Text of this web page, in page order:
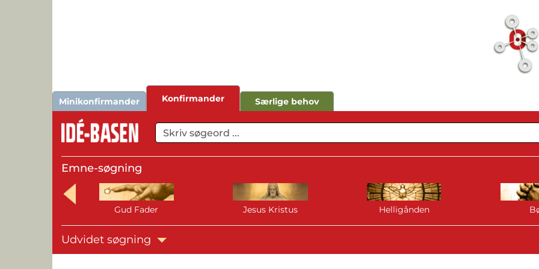
Minikonfirmander Konfirmander Særlige behov
Emne-søgning
Gud Fader Jesus Kristus Helligånden
Udvidet søgning